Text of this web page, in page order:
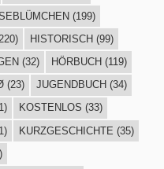
(199)
HISTORISCH (99)
(32) HÖRBUCH (119)
(23) JUGENDBUCH (34)
KOSTENLOS (33)
KURZGESCHICHTE (35)